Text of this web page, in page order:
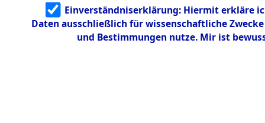
g
5.3.3
Todesmärsch
Einverständniserklärung: Hiermit erkläre
Daten ausschließlich für wissenschaftliche
und Bestimmungen nutze. Mir ist